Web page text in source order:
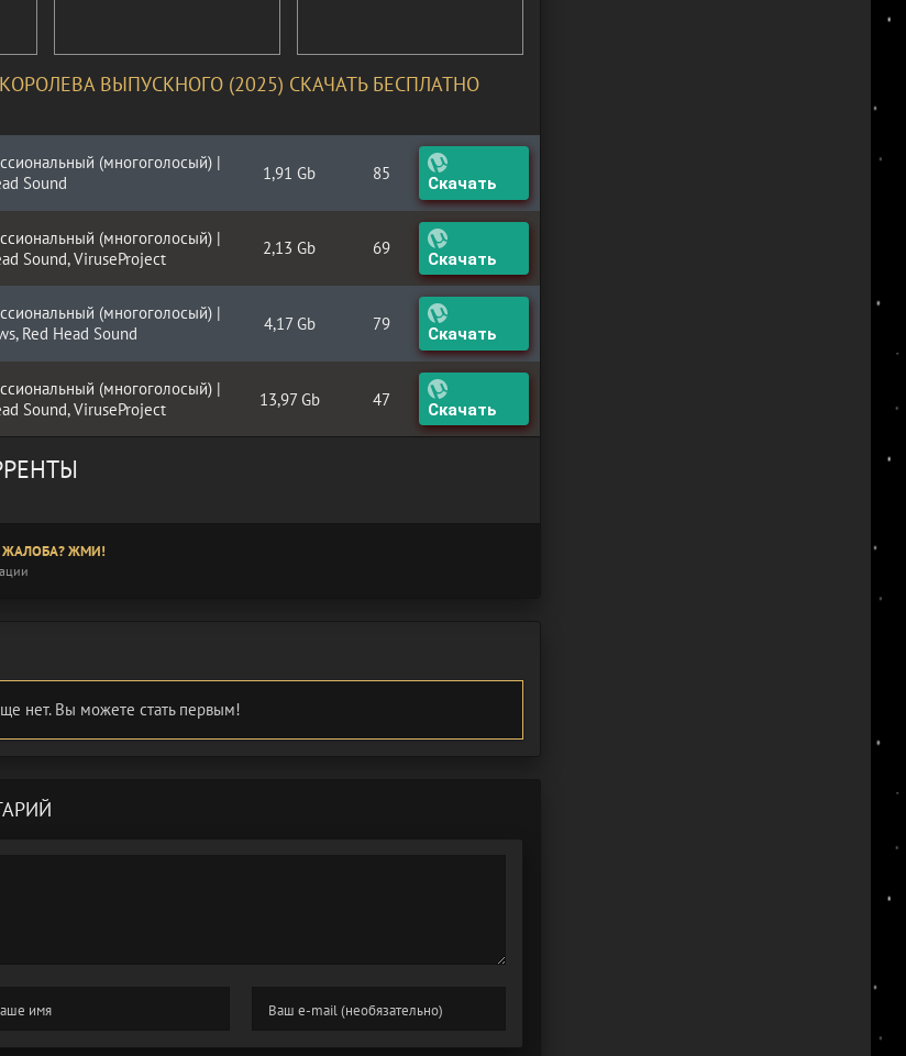
ВЫПУСКНОГО (2025) СКАЧАТЬ БЕСПЛАТНО
(многоголосый) |
Sound
1,91 Gb 85 Скачать
(многоголосый) |
Sound, ViruseProject
2,13 Gb 69 Скачать
(многоголосый) |
Red Head Sound
4,17 Gb 79 Скачать
(многоголосый) |
Sound, ViruseProject
13,97 Gb 47 Скачать
ЖАЛОБА? ЖМИ!
нет. Вы можете стать первым!